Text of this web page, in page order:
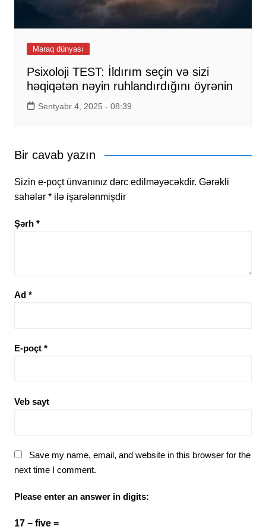
Maraq dünyası
Psixoloji TEST: İldırım seçin və sizi
həqiqətən nəyin ruhlandırdığını öyrənin
Sentyabr 4, 2025 - 08:39
Bir cavab yazın
Sizin e-poçt ünvanınız dərc edilməyəcəkdir. Gərəkli
sahələr *ilə işarələnmişdir
Şərh *
Ad *
E-poçt *
Veb sayt
Save my name, email, and website in this browser for the
next time I comment.
Please enter an answer in digits:
17 − five =